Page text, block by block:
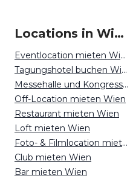
Locations in Wien mieten
Eventlocation mieten Wien
Tagungshotel buchen Wien
Messehalle und Kongresszentrum mieten Wien
Off-Location mieten Wien
Restaurant mieten Wien
Loft mieten Wien
Foto- & Filmlocation mieten Wien
Club mieten Wien
Bar mieten Wien